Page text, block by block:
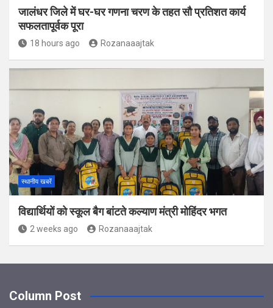
जालंधर जिले में घर-घर गणना चरण के तहत सौ प्रतिशत कार्य
सफलतापूर्वक पूरा
18 hours ago Rozanaaajtak
स्थानीय खबरें
विद्यार्थियों को स्कूल बैग बांटते कल्याण मंत्री मोहिंदर भगत
2 weeks ago Rozanaaajtak
Column Post